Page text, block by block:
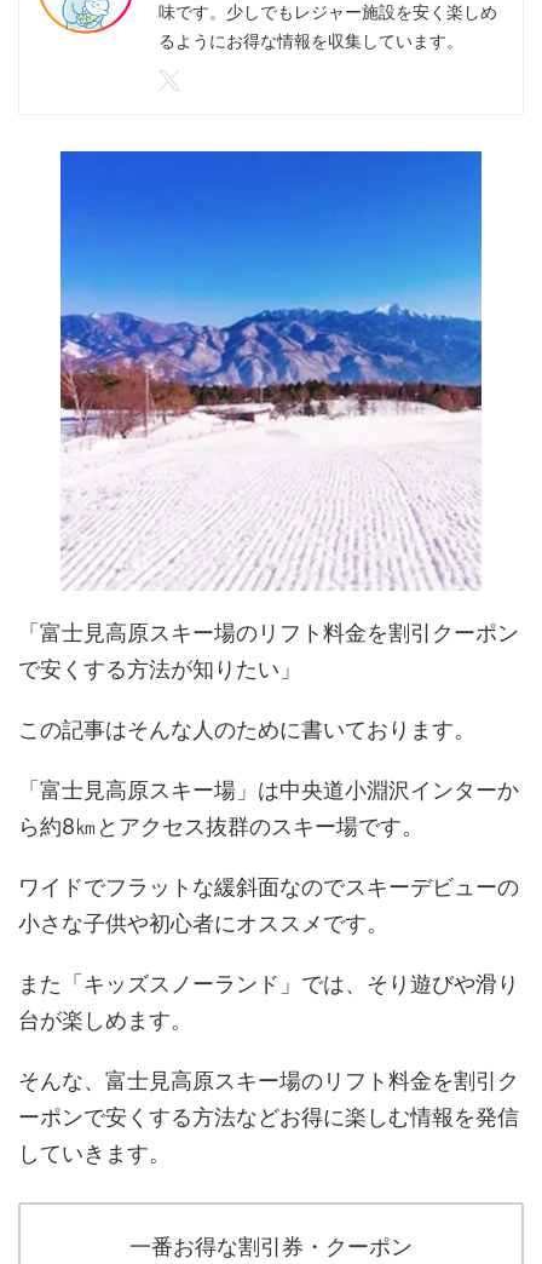
味です。少しでもレジャー施設を安く楽しめ
るようにお得な情報を収集しています。
「富士見高原スキー場のリフト料金を割引クーポン
で安くする方法が知りたい」
この記事はそんな人のために書いております。
「富士見高原スキー場」は中央道小淵沢インターか
ら約8㎞とアクセス抜群のスキー場です。
ワイドでフラットな緩斜面なのでスキーデビューの
小さな子供や初心者にオススメです。
また「キッズスノーランド」では、そり遊びや滑り
台が楽しめます。
そんな、 富士見高原スキー場のリフト料金を割引ク
ーポンで安くする方法などお得に楽しむ情報を発信
していきます。
一番お得な割引券・クーポン